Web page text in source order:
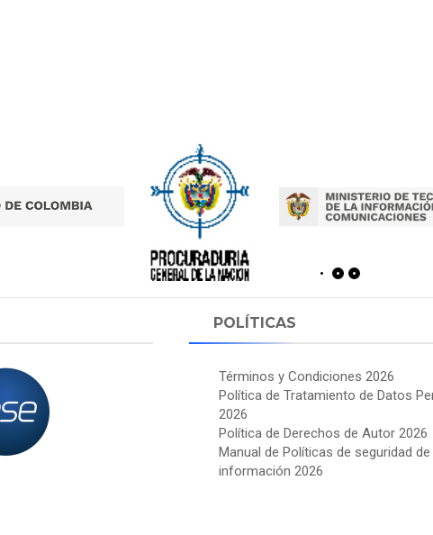
POLÍTICAS
Términos y Condiciones 2026
Política de Tratamiento de Datos
2026
Política de Derechos de Autor 2026
Manual de Políticas de seguridad de
información 2026